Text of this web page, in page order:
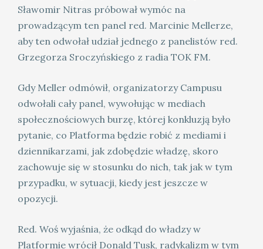
Sławomir Nitras próbował wymóc na
prowadzącym ten panel red. Marcinie Mellerze,
aby ten odwołał udział jednego z panelistów red.
Grzegorza Sroczyńskiego z radia TOK FM.
Gdy Meller odmówił, organizatorzy Campusu
odwołali cały panel, wywołując w mediach
społecznościowych burzę, której konkluzją było
pytanie, co Platforma będzie robić z mediami i
dziennikarzami, jak zdobędzie władzę, skoro
zachowuje się w stosunku do nich, tak jak w tym
przypadku, w sytuacji, kiedy jest jeszcze w
opozycji.
Red. Woś wyjaśnia, że odkąd do władzy w
Platformie wrócił Donald Tusk, radykalizm w tym